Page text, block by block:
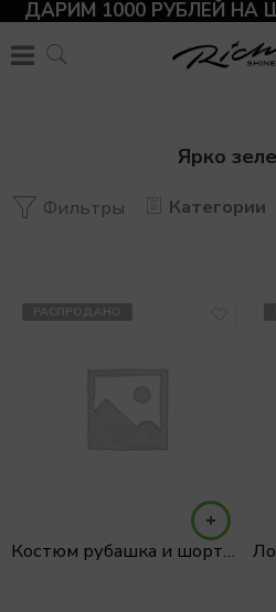
ДАРИМ 1000 РУБЛЕЙ НА
Ярко
Фильтры
Категории
РАСПРОДАНО
Костюм рубашка и шорты изо льна